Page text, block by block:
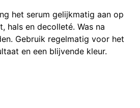
het serum gelijkmatig aan op
hals en decolleté. Was na
Gebruik regelmatig voor het
en een blijvende kleur.